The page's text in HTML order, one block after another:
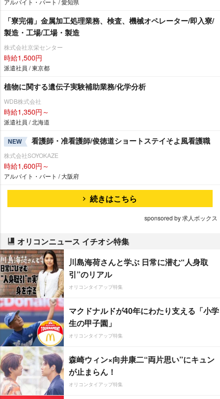
アルバイト・パート / 愛知県
「寮完備」金属加工処理業務、検査、機械オペレーター/即入寮/
製造・工場/工場・製造
株式会社京栄センター
時給1,500円
派遣社員 / 東京都
植物に関する遺伝子実験補助業務/化学分析
WDB株式会社
時給1,350円～
派遣社員 / 北海道
NEW 看護師・准看護師/俊徳道ショートステイそよ風看護職
株式会社SOYOKAZE
時給1,600円～
アルバイト・パート / 大阪府
続きはこちら
sponsored by 求人ボックス
オリコンニュース イチオシ特集
川島海荷さんと学ぶ 日常に潜む“人身取
引”のリアル
オリコンタイアップ特集
マクドナルドが40年にわたり支える「小学
生の甲子園」
オリコンタイアップ特集
森崎ウィン×向井康二“両片思い”にキュン
が止まらん！
オリコンタイアップ特集